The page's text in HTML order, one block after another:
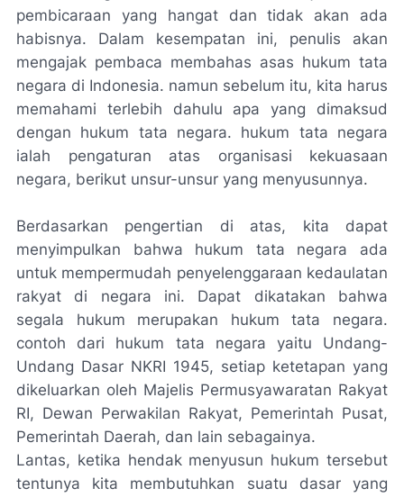
pembicaraan yang hangat dan tidak akan ada
habisnya. Dalam kesempatan ini, penulis akan
mengajak pembaca membahas asas hukum tata
negara di Indonesia. namun sebelum itu, kita harus
memahami terlebih dahulu apa yang dimaksud
dengan hukum tata negara. hukum tata negara
ialah pengaturan atas organisasi kekuasaan
negara, berikut unsur-unsur yang menyusunnya.
Berdasarkan pengertian di atas, kita dapat
menyimpulkan bahwa hukum tata negara ada
untuk mempermudah penyelenggaraan kedaulatan
rakyat di negara ini. Dapat dikatakan bahwa
segala hukum merupakan hukum tata negara.
contoh dari hukum tata negara yaitu Undang-
Undang Dasar NKRI 1945, setiap ketetapan yang
dikeluarkan oleh Majelis Permusyawaratan Rakyat
RI, Dewan Perwakilan Rakyat, Pemerintah Pusat,
Pemerintah Daerah, dan lain sebagainya.
Lantas, ketika hendak menyusun hukum tersebut
tentunya kita membutuhkan suatu dasar yang